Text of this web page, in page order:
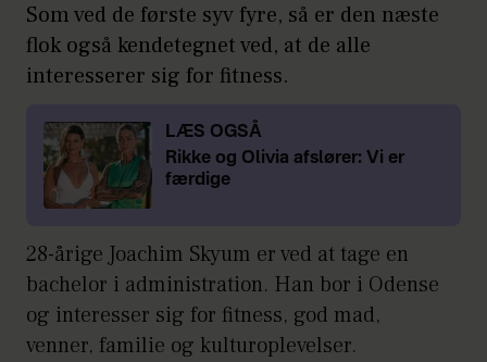
Som ved de første syv fyre, så er den næste
flok også kendetegnet ved, at de alle
interesserer sig for fitness.
LÆS OGSÅ
Rikke og Olivia afslører: Vi er
færdige
28-årige Joachim Skyum er ved at tage en
bachelor i administration. Han bor i Odense
og interesser sig for fitness, god mad,
venner, familie og kulturoplevelser.